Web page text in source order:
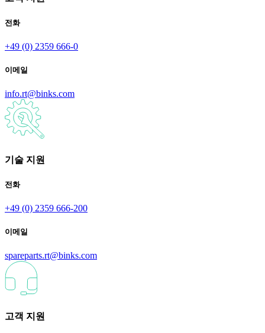
전화
+49 (0) 2359 666-0
이메일
info.rt@binks.com
기술 지원
전화
+49 (0) 2359 666-200
이메일
spareparts.rt@binks.com
고객 지원